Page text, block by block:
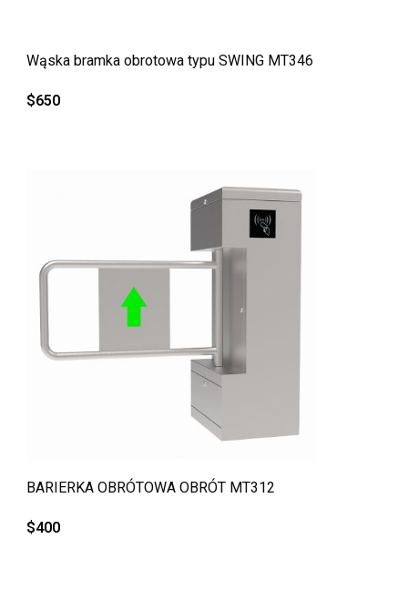
Wąska bramka obrotowa typu SWING MT346
$650
QUICK VIEW
BARIERKA OBRÓTOWA OBRÓT MT312
$400